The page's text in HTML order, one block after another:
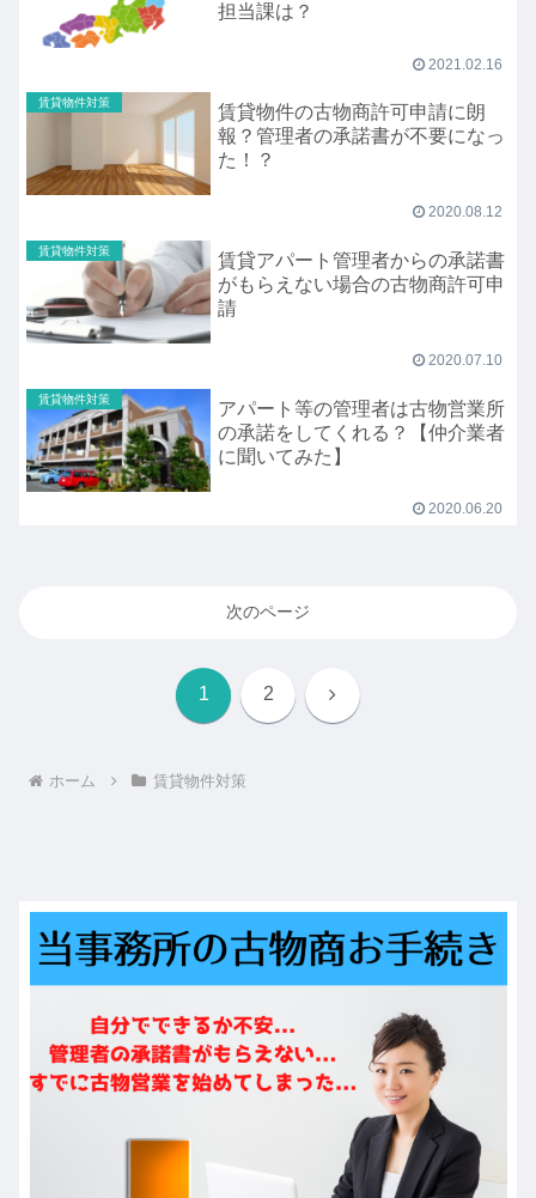
担当課は？
2021.02.16
賃貸物件対策
賃貸物件の古物商許可申請に朗
報？管理者の承諾書が不要になっ
た！？
2020.08.12
賃貸物件対策
賃貸アパート管理者からの承諾書
がもらえない場合の古物商許可申
請
2020.07.10
賃貸物件対策
アパート等の管理者は古物営業所
の承諾をしてくれる？【仲介業者
に聞いてみた】
2020.06.20
次のページ
1 2 次
ホーム 賃貸物件対策